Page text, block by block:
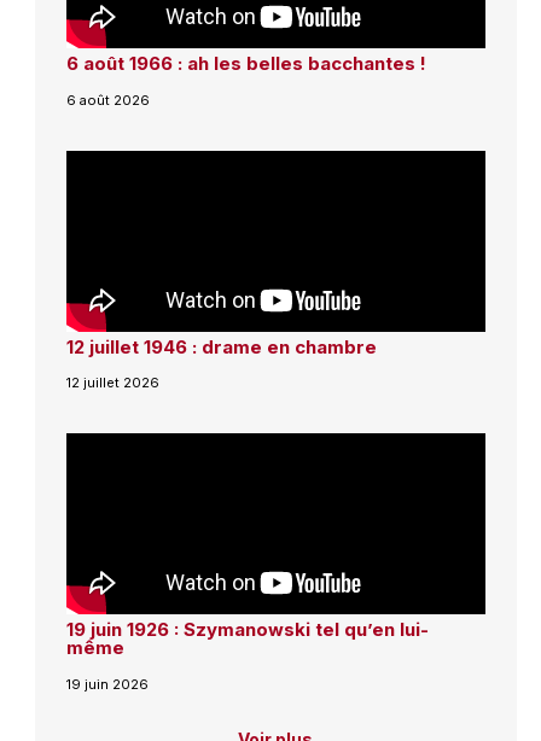
6 août 1966 : ah les belles bacchantes !
6 août 2026
12 juillet 1946 : drame en chambre
12 juillet 2026
19 juin 1926 : Szymanowski tel qu’en lui-
même
19 juin 2026